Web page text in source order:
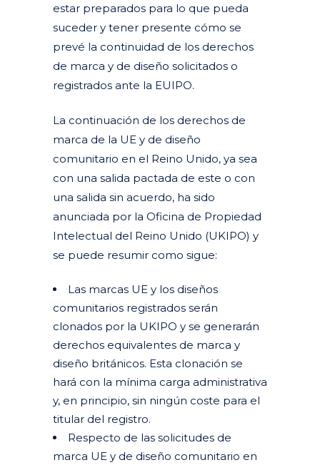
estar preparados para lo que pueda
suceder y tener presente cómo se
prevé la continuidad de los derechos
de marca y de diseño solicitados o
registrados ante la EUIPO.
La continuación de los derechos de
marca de la UE y de diseño
comunitario en el Reino Unido, ya sea
con una salida pactada de este o con
una salida sin acuerdo, ha sido
anunciada por la Oficina de Propiedad
Intelectual del Reino Unido (UKIPO) y
se puede resumir como sigue:
Las marcas UE y los diseños
comunitarios registrados serán
clonados por la UKIPO y se generarán
derechos equivalentes de marca y
diseño británicos. Esta clonación se
hará con la mínima carga administrativa
y, en principio, sin ningún coste para el
titular del registro.
Respecto de las solicitudes de
marca UE y de diseño comunitario en